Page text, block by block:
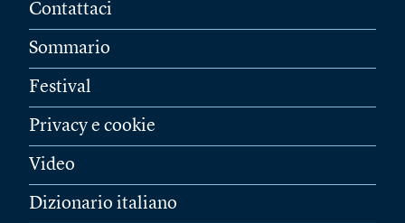
Contattaci
Sommario
Festival
Privacy e cookie
Video
Dizionario italiano